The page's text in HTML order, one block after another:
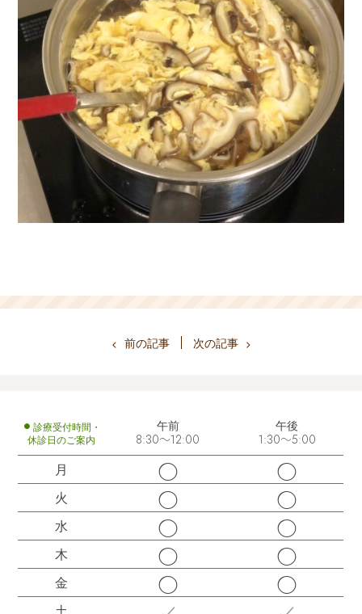
前の記事 次の記事
診療受付時間・
休診日のご案内
午前
8:30～12:00
午後
1:30～5:00
月 ◯ ◯
火 ◯ ◯
水 ◯ ◯
木 ◯ ◯
金 ◯ ◯